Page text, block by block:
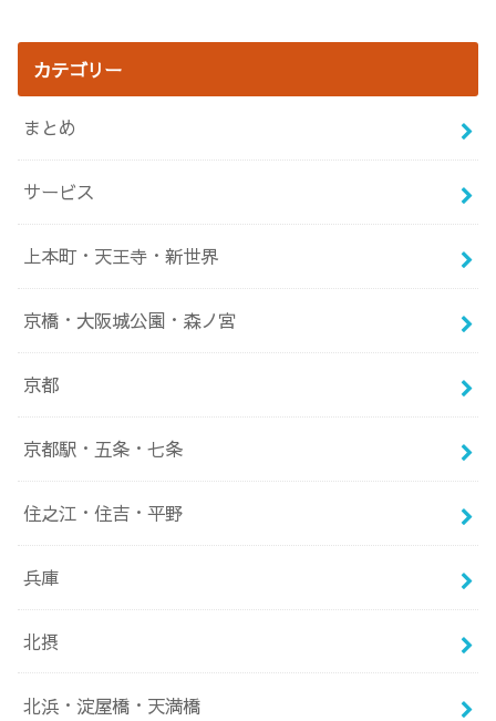
カテゴリー
まとめ
サービス
上本町・天王寺・新世界
京橋・大阪城公園・森ノ宮
京都
京都駅・五条・七条
住之江・住吉・平野
兵庫
北摂
北浜・淀屋橋・天満橋